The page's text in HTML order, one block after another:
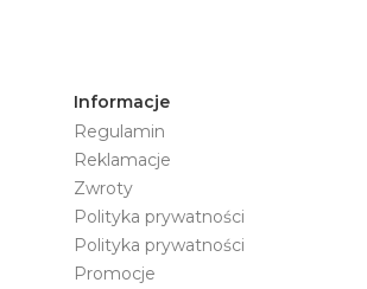
Informacje
Regulamin
Reklamacje
Zwroty
Polityka prywatności
Polityka prywatności
Promocje